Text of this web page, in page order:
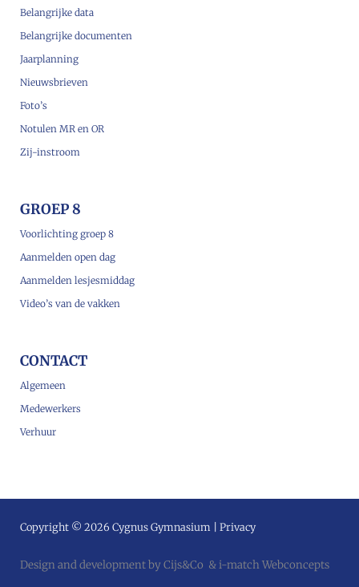
Belangrijke data
Belangrijke documenten
Jaarplanning
Nieuwsbrieven
Foto’s
Notulen MR en OR
Zij-instroom
GROEP 8
Voorlichting groep 8
Aanmelden open dag
Aanmelden lesjesmiddag
Video’s van de vakken
CONTACT
Algemeen
Medewerkers
Verhuur
Copyright © 2026 Cygnus Gymnasium | Privacy
Design and development by Cijs&Co &i-match Webconcepts